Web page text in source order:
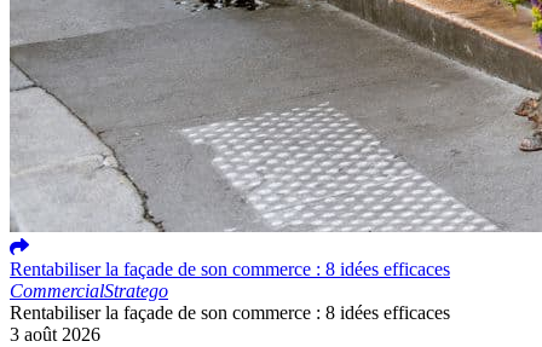
Rentabiliser la façade de son commerce : 8 idées efficaces
CommercialStratego
Rentabiliser la façade de son commerce : 8 idées efficaces
3 août 2026